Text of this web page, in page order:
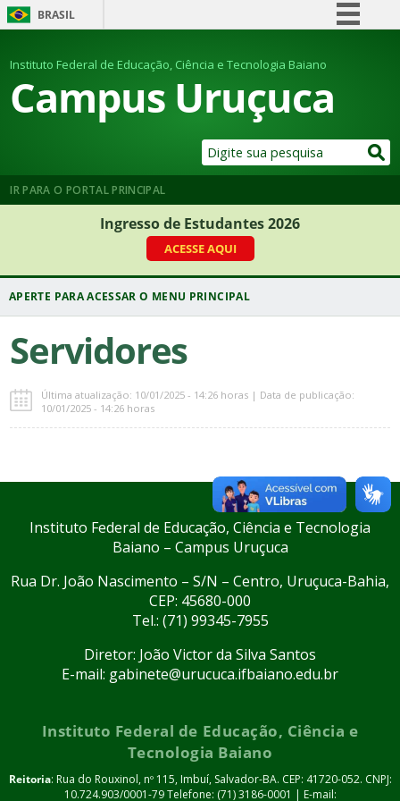
BRASIL
Comunica BR
Participe
Legislação
Instituto Federal de Educação, Ciência e Tecnologia Baiano
Campus Uruçuca
IR PARA O PORTAL PRINCIPAL
Ingresso de Estudantes 2026
ACESSE AQUI
Servidores
Última atualização: 10/01/2025 - 14:26 horas | Data de publicação:
10/01/2025 - 14:26 horas
Instituto Federal de Educação, Ciência e Tecnologia
Baiano – Campus Uruçuca
Rua Dr. João Nascimento – S/N – Centro, Uruçuca-Bahia,
CEP: 45680-000
Tel.: (71) 99345-7955
Diretor: João Victor da Silva Santos
E-mail: gabinete@urucuca.ifbaiano.edu.br
Instituto Federal de Educação, Ciência e
Tecnologia Baiano
Reitoria: Rua do Rouxinol, nº 115, Imbuí, Salvador-BA. CEP: 41720-052. CNPJ:
10.724.903/0001-79 Telefone: (71) 3186-0001 | E-mail: